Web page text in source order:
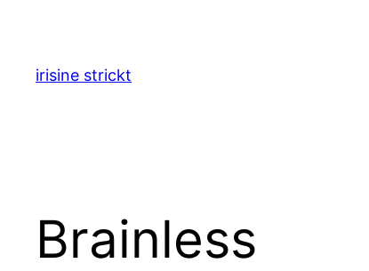
springen
irisine strickt
Brainless